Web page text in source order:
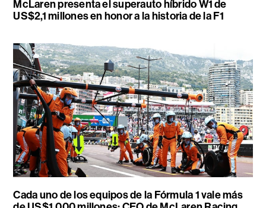
McLaren presenta el superauto híbrido W1 de
US$2,1 millones en honor a la historia de la F1
Cada uno de los equipos de la Fórmula 1 vale más